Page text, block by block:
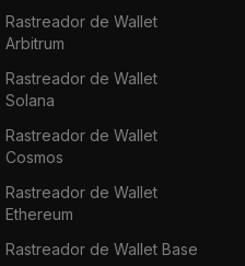
Rastreador de Wallet
Arbitrum
Rastreador de Wallet
Solana
Rastreador de Wallet
Cosmos
Rastreador de Wallet
Ethereum
Rastreador de Wallet Base